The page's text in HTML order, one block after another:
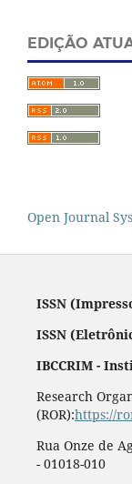
EDIÇÃO
Open Journal
ISSN
ISSN
IBCCRIM -
Research
(ROR):https://
Rua Onze de
- 01018-010